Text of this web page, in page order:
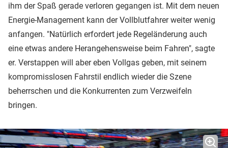
ihm der Spaß gerade verloren gegangen ist. Mit dem neuen
Energie-Management kann der Vollblutfahrer weiter wenig
anfangen. "Natürlich erfordert jede Regeländerung auch
eine etwas andere Herangehensweise beim Fahren", sagte
er. Verstappen will aber eben Vollgas geben, mit seinem
kompromisslosen Fahrstil endlich wieder die Szene
beherrschen und die Konkurrenten zum Verzweifeln
bringen.